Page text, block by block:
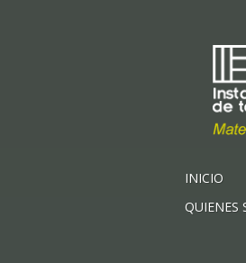
INICIO
QUIENES